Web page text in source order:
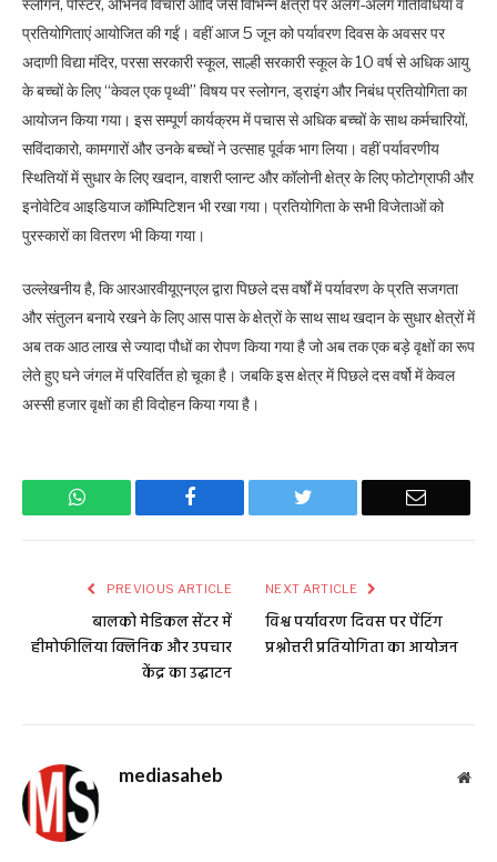
स्लोगन, पोस्टर, अभिनव विचारों आदि जैसे विभिन्न क्षेत्रों पर अलग-अलग गतिविधियां व
प्रतियोगिताएं आयोजित की गईं। वहीं आज 5 जून को पर्यावरण दिवस के अवसर पर
अदाणी विद्या मंदिर, परसा सरकारी स्कूल, साल्ही सरकारी स्कूल के 10 वर्ष से अधिक आयु
के बच्चों के लिए “केवल एक पृथ्वी” विषय पर स्लोगन, ड्राइंग और निबंध प्रतियोगिता का
आयोजन किया गया। इस सम्पूर्ण कार्यक्रम में पचास से अधिक बच्चों के साथ कर्मचारियों,
सविंदाकारो, कामगारों और उनके बच्चों ने उत्साह पूर्वक भाग लिया। वहीं पर्यावरणीय
स्थितियों में सुधार के लिए खदान, वाशरी प्लान्ट और कॉलोनी क्षेत्र के लिए फोटोग्राफी और
इनोवेटिव आइडियाज कॉम्पिटिशन भी रखा गया। प्रतियोगिता के सभी विजेताओं को
पुरस्कारों का वितरण भी किया गया।
उल्लेखनीय है, कि आरआरवीयूएनएल द्वारा पिछले दस वर्षों में पर्यावरण के प्रति सजगता
और संतुलन बनाये रखने के लिए आस पास के क्षेत्रों के साथ साथ खदान के सुधार क्षेत्रों में
अब तक आठ लाख से ज्यादा पौधों का रोपण किया गया है जो अब तक एक बड़े वृक्षों का रूप
लेते हुए घने जंगल में परिवर्तित हो चूका है। जबकि इस क्षेत्र में पिछले दस वर्षो में केवल
अस्सी हजार वृक्षों का ही विदोहन किया गया है।
WhatsApp Facebook Twitter Email
PREVIOUS ARTICLE
बालको मेडिकल सेंटर में
हीमोफीलिया क्लिनिक और उपचार
केंद्र का उद्घाटन
NEXT ARTICLE
विश्व पर्यावरण दिवस पर पेंटिंग
प्रश्नोत्तरी प्रतियोगिता का आयोजन
mediasaheb